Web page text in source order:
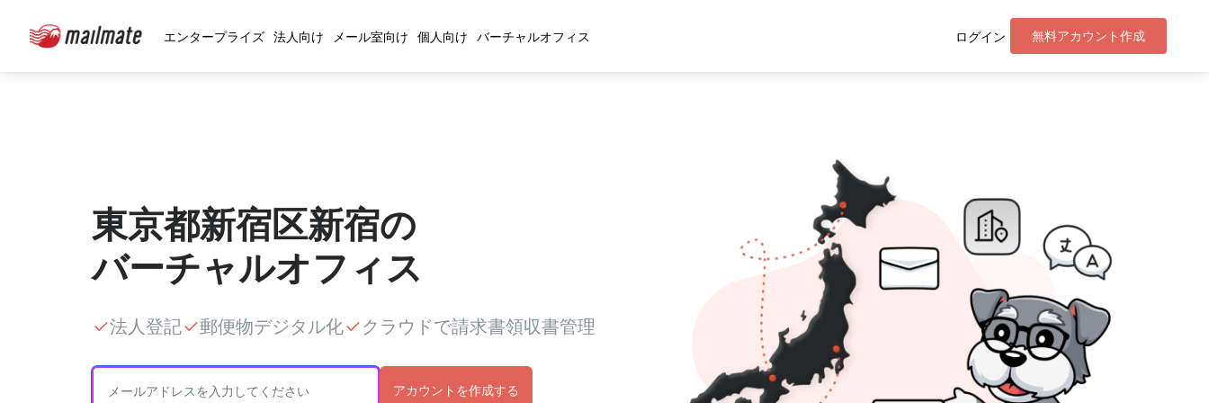
エンタープライズ 法人向け メール室向け 個人向け バーチャルオフィス 無料アカウント作成
ログイン
東京都新宿区新宿の
バーチャルオフィス
法人登記 郵便物デジタル化 クラウドで請求書領収書管理
アカウントを作成する